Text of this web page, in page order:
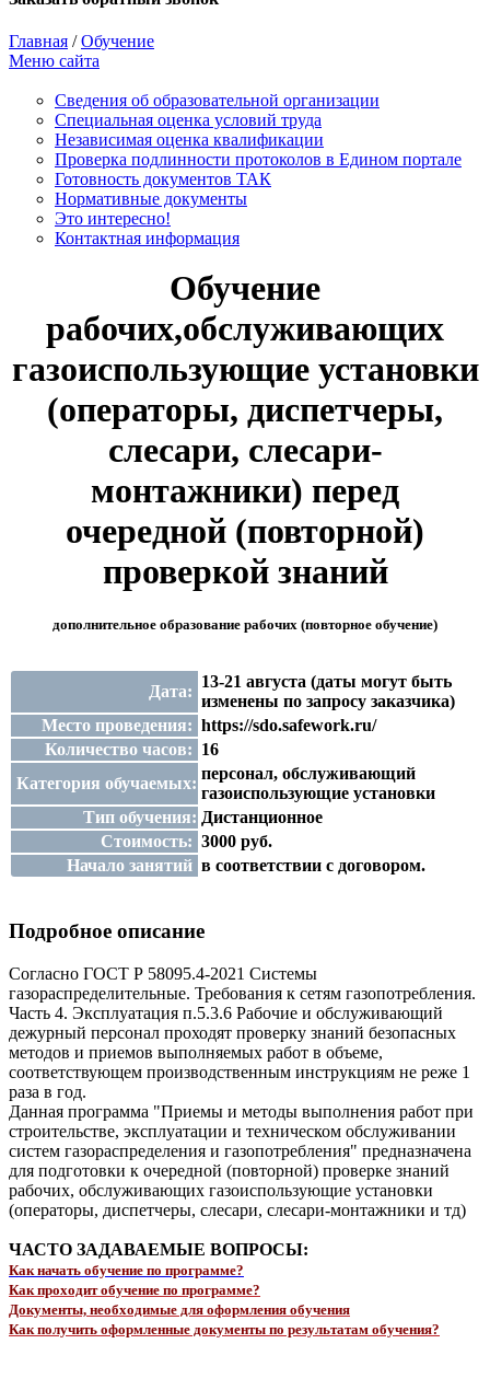
Главная /Обучение
Меню сайта
Сведения об образовательной организации
Cпециальная оценка условий труда
Независимая оценка квалификации
Проверка подлинности протоколов в Едином портале
Готовность документов ТАК
Нормативные документы
Это интересно!
Контактная информация
Обучение
рабочих,обслуживающих
газоиспользующие установки
(операторы, диспетчеры,
слесари, слесари-
монтажники) перед
очередной (повторной)
проверкой знаний
дополнительное образование рабочих (повторное обучение)
Дата:
13-21 августа (даты могут быть
изменены по запросу заказчика)
Место проведения: https://sdo.safework.ru/
Количество часов: 16
Категория обучаемых:
персонал, обслуживающий
газоиспользующие установки
Тип обучения: Дистанционное
Стоимость: 3000 руб.
Начало занятий в соответствии с договором.
Подробное описание
Согласно ГОСТ Р 58095.4-2021 Системы
газораспределительные. Требования к сетям газопотребления.
Часть 4. Эксплуатация п.5.3.6 Рабочие и обслуживающий
дежурный персонал проходят проверку знаний безопасных
методов и приемов выполняемых работ в объеме,
соответствующем производственным инструкциям не реже 1
раза в год.
Данная программа "Приемы и методы выполнения работ при
строительстве, эксплуатации и техническом обслуживании
систем газораспределения и газопотребления" предназначена
для подготовки к очередной (повторной) проверке знаний
рабочих, обслуживающих газоиспользующие установки
(операторы, диспетчеры, слесари, слесари-монтажники и тд)
ЧАСТО ЗАДАВАЕМЫЕ ВОПРОСЫ:
Как начать обучение по программе?
Как проходит обучение по программе?
Документы, необходимые для оформления обучения
Как получить оформленные документы по результатам обучения?